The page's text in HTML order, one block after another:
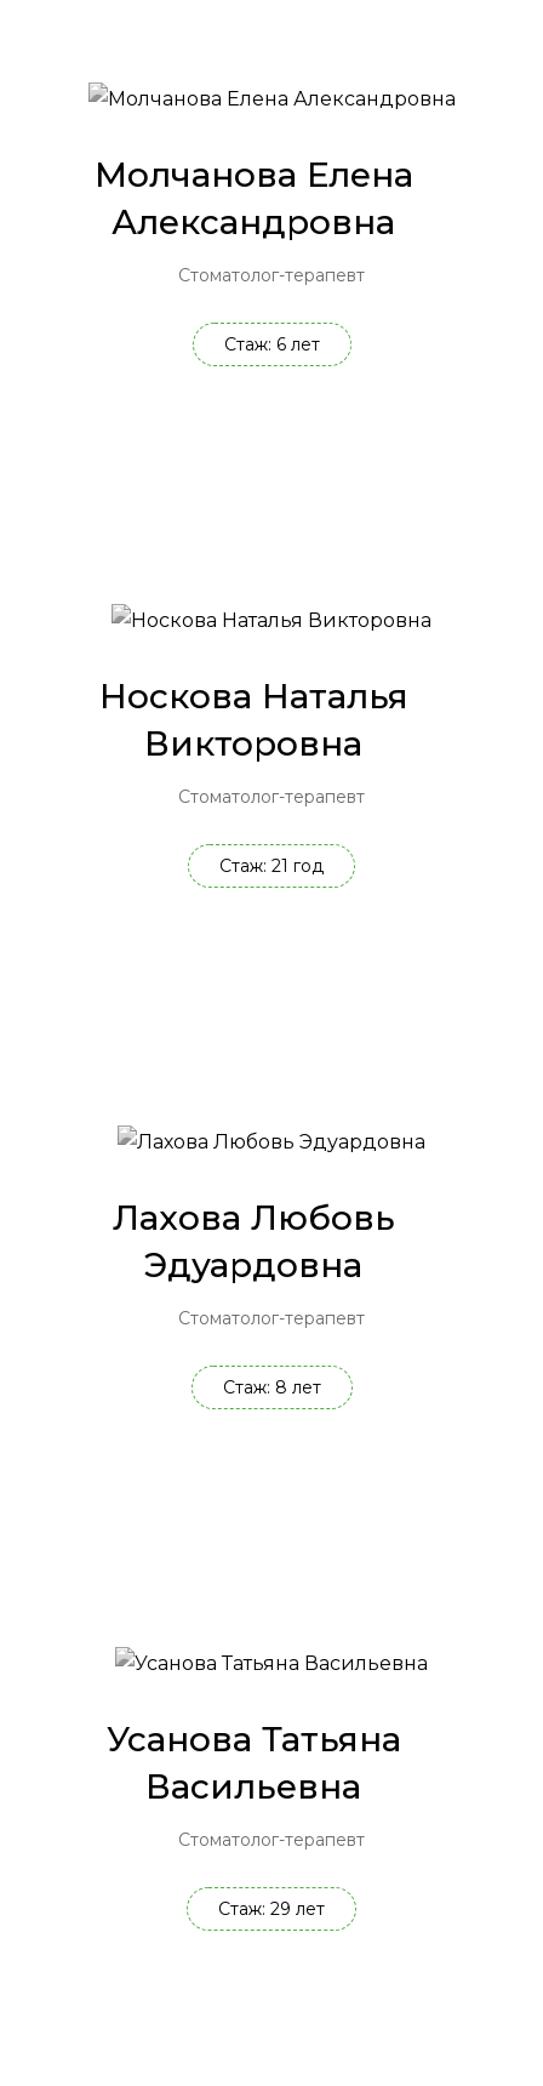
Молчанова Елена
Александровна
Стоматолог-терапевт
Стаж: 6 лет
Носкова Наталья
Викторовна
Стоматолог-терапевт
Стаж: 21 год
Лахова Любовь
Эдуардовна
Стоматолог-терапевт
Стаж: 8 лет
Усанова Татьяна
Васильевна
Стоматолог-терапевт
Стаж: 29 лет